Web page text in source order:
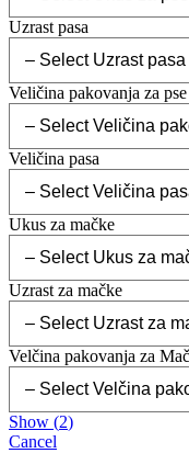
Uzrast pasa
Veličina pakovanja za pse
Veličina pasa
Ukus za mačke
Uzrast za mačke
Velčina pakovanja za
Show (2)
Cancel